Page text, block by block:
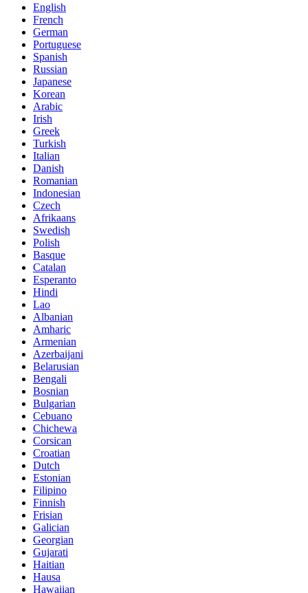
English
French
German
Portuguese
Spanish
Russian
Japanese
Korean
Arabic
Irish
Greek
Turkish
Italian
Danish
Romanian
Indonesian
Czech
Afrikaans
Swedish
Polish
Basque
Catalan
Esperanto
Hindi
Lao
Albanian
Amharic
Armenian
Azerbaijani
Belarusian
Bengali
Bosnian
Bulgarian
Cebuano
Chichewa
Corsican
Croatian
Dutch
Estonian
Filipino
Finnish
Frisian
Galician
Georgian
Gujarati
Haitian
Hausa
Hawaiian